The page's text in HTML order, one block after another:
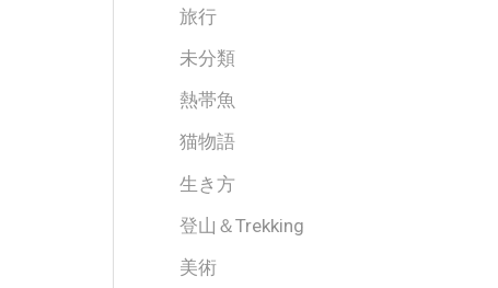
旅行
未分類
熱帯魚
猫物語
生き方
登山＆Trekking
美術